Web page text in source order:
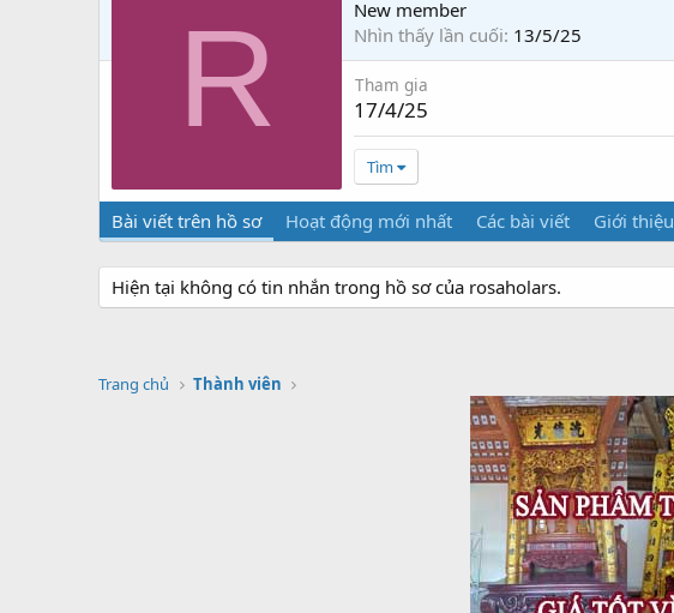
R
New member
Nhìn thấy lần cuối 13/5/25
Tham gia
17/4/25
Tìm
Bài viết trên hồ sơ Hoạt động mới nhất Các bài viết Giới thiệu
Hiện tại không có tin nhắn trong hồ sơ của rosaholars.
Trang chủ Thành viên